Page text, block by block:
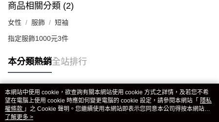
商品相關分類 (2)
女性 服飾 短袖
指定服飾1000元3件
本分類熱銷全站排行
熱門標籤
本網站中使用 cookie，欲查詢有關本網站使用 cookie 方式之詳情，及若您不希
望在電腦上使用 cookie 時應如何變更電腦的 cookie 設定，請參閱本網站「 隱私
權條款 」之 Cookie 聲明。您繼續使用本網站即表示您同意本公司得按本網站使
用條款之 Cookie 聲明使用 cookie。
了解更多 >